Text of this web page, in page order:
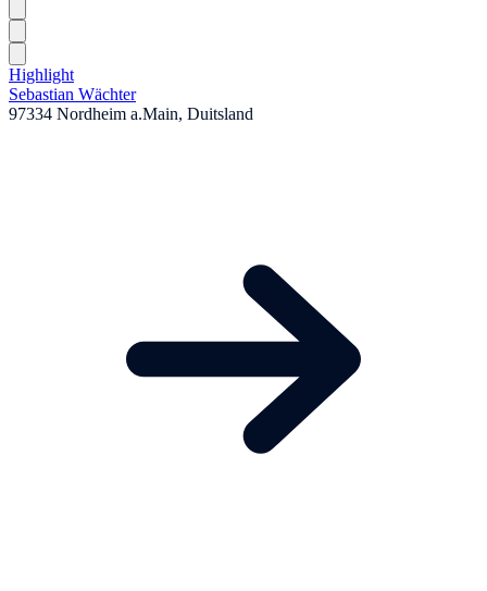
Highlight
Sebastian Wächter
97334 Nordheim a.Main, Duitsland